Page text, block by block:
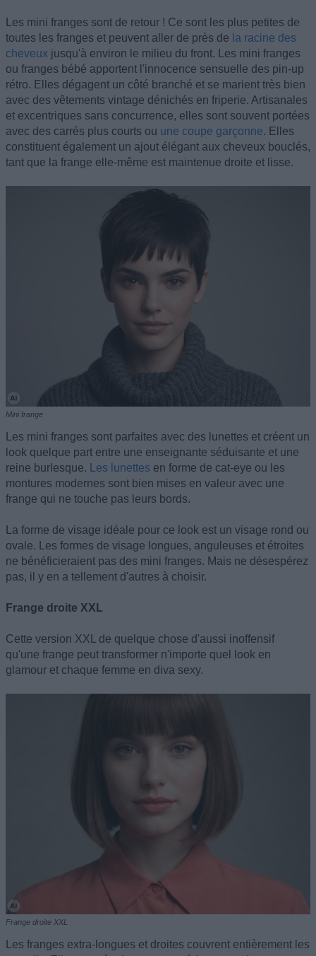
Les mini franges sont de retour ! Ce sont les plus petites de
toutes les franges et peuvent aller de près de la racine des
cheveux jusqu'à environ le milieu du front. Les mini franges
ou franges bébé apportent l'innocence sensuelle des pin-up
rétro. Elles dégagent un côté branché et se marient très bien
avec des vêtements vintage dénichés en friperie. Artisanales
et excentriques sans concurrence, elles sont souvent portées
avec des carrés plus courts ou une coupe garçonne. Elles
constituent également un ajout élégant aux cheveux bouclés,
tant que la frange elle-même est maintenue droite et lisse.
Mini frange
Les mini franges sont parfaites avec des lunettes et créent un
look quelque part entre une enseignante séduisante et une
reine burlesque.
Les lunettes en forme de cat-eye ou les
montures modernes sont bien mises en valeur avec une
frange qui ne touche pas leurs bords.
La forme de visage idéale pour ce look est un visage rond ou
ovale. Les formes de visage longues, anguleuses et étroites
ne bénéficieraient pas des mini franges. Mais ne désespérez
pas, il y en a tellement d'autres à choisir.
Frange droite XXL
Cette version XXL de quelque chose d'aussi inoffensif
qu'une frange peut transformer n'importe quel look en
glamour et chaque femme en diva sexy.
Frange droite XXL
Les franges extra-longues et droites couvrent entièrement les